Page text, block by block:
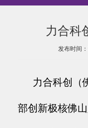
力合科
发布时间
力合科创（
部创新极核佛